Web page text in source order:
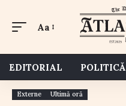
Aa
EDITORIAL POLITICĂ
Externe Ultimă oră